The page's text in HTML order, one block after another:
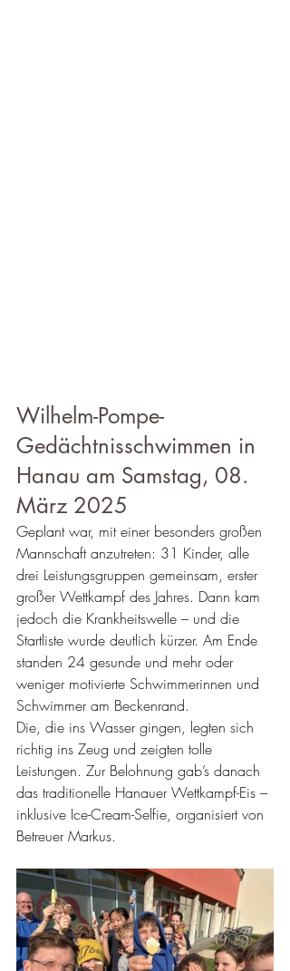
Wilhelm-Pompe-
Gedächtnisschwimmen in
Hanau am Samstag, 08.
März 2025
Geplant war, mit einer besonders großen
Mannschaft anzutreten: 31 Kinder, alle
drei Leistungsgruppen gemeinsam, erster
großer Wettkampf des Jahres. Dann kam
jedoch die Krankheitswelle – und die
Startliste wurde deutlich kürzer. Am Ende
standen 24 gesunde und mehr oder
weniger motivierte Schwimmerinnen und
Schwimmer am Beckenrand.
Die, die ins Wasser gingen, legten sich
richtig ins Zeug und zeigten tolle
Leistungen. Zur Belohnung gab’s danach
das traditionelle Hanauer Wettkampf-Eis –
inklusive Ice-Cream-Selfie, organisiert von
Betreuer Markus.